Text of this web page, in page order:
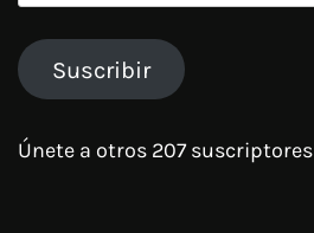
emailSuscribir
Únete a otros 207 suscriptores